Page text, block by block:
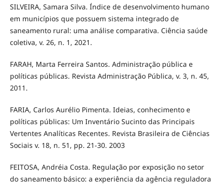
SILVEIRA, Samara Silva. Índice de desenvolvimento humano
em municípios que possuem sistema integrado de
saneamento rural: uma análise comparativa. Ciência saúde
coletiva, v. 26, n. 1, 2021.
FARAH, Marta Ferreira Santos. Administração pública e
políticas públicas. Revista Administração Pública, v. 3, n. 45,
2011.
FARIA, Carlos Aurélio Pimenta. Ideias, conhecimento e
políticas públicas: Um Inventário Sucinto das Principais
Vertentes Analíticas Recentes. Revista Brasileira de Ciências
Sociais v. 18, n. 51, pp. 21-30. 2003
FEITOSA, Andréia Costa. Regulação por exposição no setor
do saneamento básico: a experiência da agência reguladora